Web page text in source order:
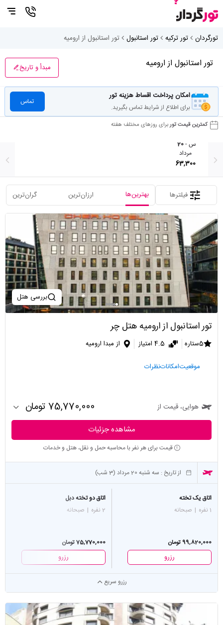
تورگردان تور ترکیه تور استانبول تور استانبول از ارومیه
تور استانبول از ارومیه مبدأ و تاریخ
امکان پرداخت اقساط هزینه تور
برای اطلاع از شرایط تماس بگیرید.
تماس
کمترین قیمت توربرای روزهای مختلف هفته
س -20
مرداد
63,300
فیلترها بهترین‌ها ارزان‌ترین گران‌ترین
بررسی هتل
تور استانبول از ارومیه هتل چر
5ستاره 4.5 امتیاز از مبدا ارومیه
موقعیتامکاناتنظرات
هوایی، قیمت از 75,770,000 تومان
مشاهده جزئیات
قیمت برای هر نفر با محاسبه حمل و نقل، هتل و خدمات
از تاریخ : سه شنبه 20 مرداد (3 شب)
اتاق یک تخته
1 نفره
| صبحانه
99,820,000 تومان
رزرو
اتاق دو تخته دبل
2 نفره
| صبحانه
75,770,000 تومان
رزرو
رزرو سریع